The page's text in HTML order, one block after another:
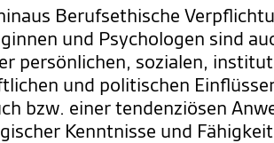
Berufsethische
und Psychologen sind
persönlichen, sozialen,
und politischen
bzw. einer tendenziösen
Kenntnisse und